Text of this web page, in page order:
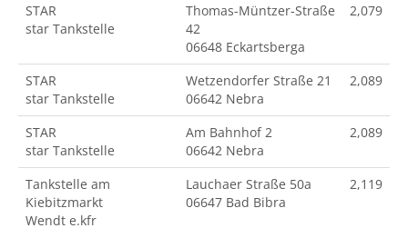
STAR
star Tankstelle
Thomas-Müntzer-Straße
42
06648 Eckartsberga
2,079
STAR
star Tankstelle
Wetzendorfer Straße 21
06642 Nebra
2,089
STAR
star Tankstelle
Am Bahnhof 2
06642 Nebra
2,089
Tankstelle am
Kiebitzmarkt
Wendt e.kfr
Lauchaer Straße 50a
06647 Bad Bibra
2,119